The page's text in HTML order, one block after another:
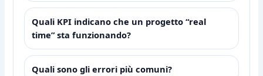
Quali KPI indicano che un progetto “real
time” sta funzionando?
Quali sono gli errori più comuni?